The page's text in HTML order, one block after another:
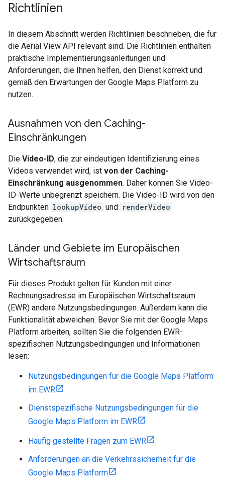
Richtlinien
In diesem Abschnitt werden Richtlinien beschrieben, die für
die Aerial View API relevant sind. Die Richtlinien enthalten
praktische Implementierungsanleitungen und
Anforderungen, die Ihnen helfen, den Dienst korrekt und
gemäß den Erwartungen der Google Maps Platform zu
nutzen.
Ausnahmen von den Caching-
Einschränkungen
Die Video-ID, die zur eindeutigen Identifizierung eines
Videos verwendet wird, ist von der Caching-
Einschränkung ausgenommen. Daher können Sie Video-
ID-Werte unbegrenzt speichern. Die Video-ID wird von den
Endpunkten lookupVideo und renderVideo
zurückgegeben.
Länder und Gebiete im Europäischen
Wirtschaftsraum
Für dieses Produkt gelten für Kunden mit einer
Rechnungsadresse im Europäischen Wirtschaftsraum
(EWR) andere Nutzungsbedingungen. Außerdem kann die
Funktionalität abweichen. Bevor Sie mit der Google Maps
Platform arbeiten, sollten Sie die folgenden EWR-
spezifischen Nutzungsbedingungen und Informationen
lesen:
Nutzungsbedingungen für die Google Maps Platform
im EWR
Dienstspezifische Nutzungsbedingungen für die
Google Maps Platform im EWR
Häufig gestellte Fragen zum EWR
Anforderungen an die Verkehrssicherheit für die
Google Maps Platform